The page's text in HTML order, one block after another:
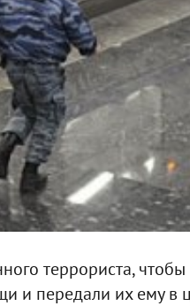
террориста,
и передали их ему в